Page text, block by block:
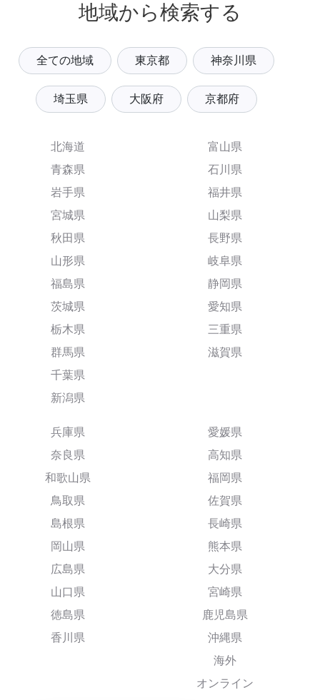
地域から検索する
全ての地域 東京都 神奈川県
埼玉県 大阪府 京都府
北海道
青森県
岩手県
宮城県
秋田県
山形県
福島県
茨城県
栃木県
群馬県
千葉県
新潟県
富山県
石川県
福井県
山梨県
長野県
岐阜県
静岡県
愛知県
三重県
滋賀県
兵庫県
奈良県
和歌山県
鳥取県
島根県
岡山県
広島県
山口県
徳島県
香川県
愛媛県
高知県
福岡県
佐賀県
長崎県
熊本県
大分県
宮崎県
鹿児島県
沖縄県
海外
オンライン